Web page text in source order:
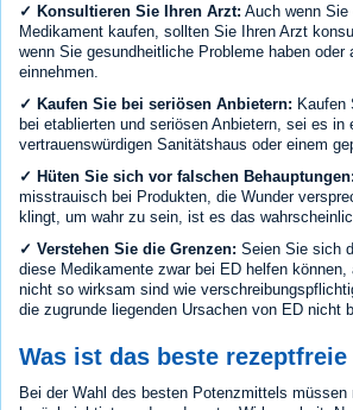
✓ Konsultieren Sie Ihren Arzt: Auch wenn Sie
Medikament kaufen, sollten Sie Ihren Arzt
wenn Sie gesundheitliche Probleme haben oder
einnehmen.
✓ Kaufen Sie bei seriösen Anbietern: Kaufen
bei etablierten und seriösen Anbietern, sei es in
vertrauenswürdigen Sanitätshaus oder einem
✓ Hüten Sie sich vor falschen Behauptungen:
misstrauisch bei Produkten, die Wunder
klingt, um wahr zu sein, ist es das
✓ Verstehen Sie die Grenzen: Seien Sie sich
diese Medikamente zwar bei ED helfen können,
nicht so wirksam sind wie
die zugrunde liegenden Ursachen von ED nicht
Was ist das beste
Bei der Wahl des besten Potenzmittels müssen